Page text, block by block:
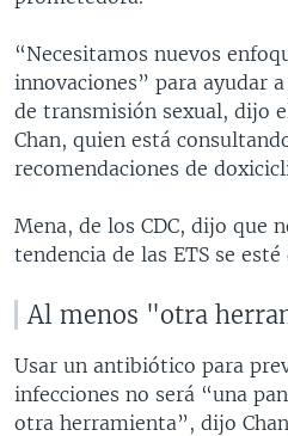
“Necesitamos nuevos
innovaciones” para ayudar
de transmisión sexual, dijo
Chan, quien está
recomendaciones de
Mena, de los CDC, dijo que
tendencia de las ETS se esté
Al menos "otra
Usar un antibiótico para
infecciones no será “una
otra herramienta”, dijo